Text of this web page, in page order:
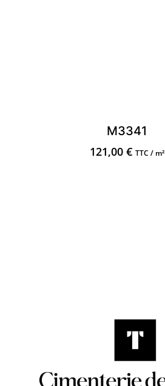
M3341
121,00 € TTC / m²